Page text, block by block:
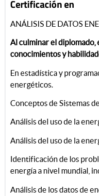
Certificación en
ANÁLISIS DE DATOS
Al culminar el
conocimientos y
En estadística y
energéticos.
Conceptos de Sistemas
Análisis del uso de la
Análisis del uso de la
Identificación de los
energía a nivel mundial,
Análisis de los datos de